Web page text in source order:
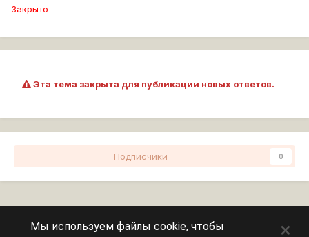
Закрыто
Эта тема закрыта для публикации новых ответов.
Подписчики 0
Мы используем файлы cookie, чтобы
×